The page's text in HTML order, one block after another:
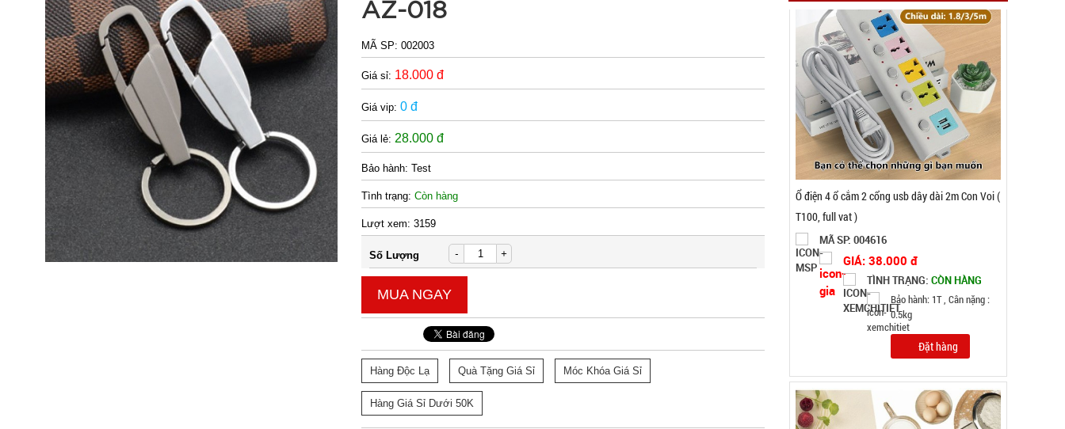
AZ-018
MÃ SP:002003
Giá sỉ: 18.000 đ
Giá vip:0 đ
Giá lẻ:28.000 đ
Bảo hành:Test
Tình trạng:Còn hàng
Lượt xem:3159
Số Lượng - +
MUA NGAY
Hàng Độc Lạ Quà Tặng Giá Sỉ Móc Khóa Giá Sỉ
Hàng Giá Sỉ Dưới 50K
Máy đánh trứng Scarlett
MÃ SP: 002964
GIÁ: 62.000 đ
TÌNH TRẠNG: CÒN HÀNG
Bảo hành: 1T, Cân nặng: 1kg
Đặt hàng